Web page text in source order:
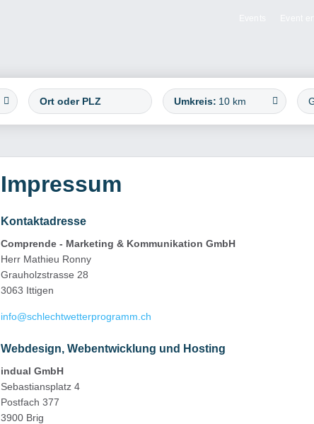
Umkreis: 10 km
Impressum
Kontaktadresse
Comprende - Marketing & Kommunikation GmbH
Herr Mathieu Ronny
Grauholzstrasse 28
3063 Ittigen
info@schlechtwetterprogramm.ch
Webdesign, Webentwicklung und Hosting
indual GmbH
Sebastiansplatz 4
Postfach 377
3900 Brig